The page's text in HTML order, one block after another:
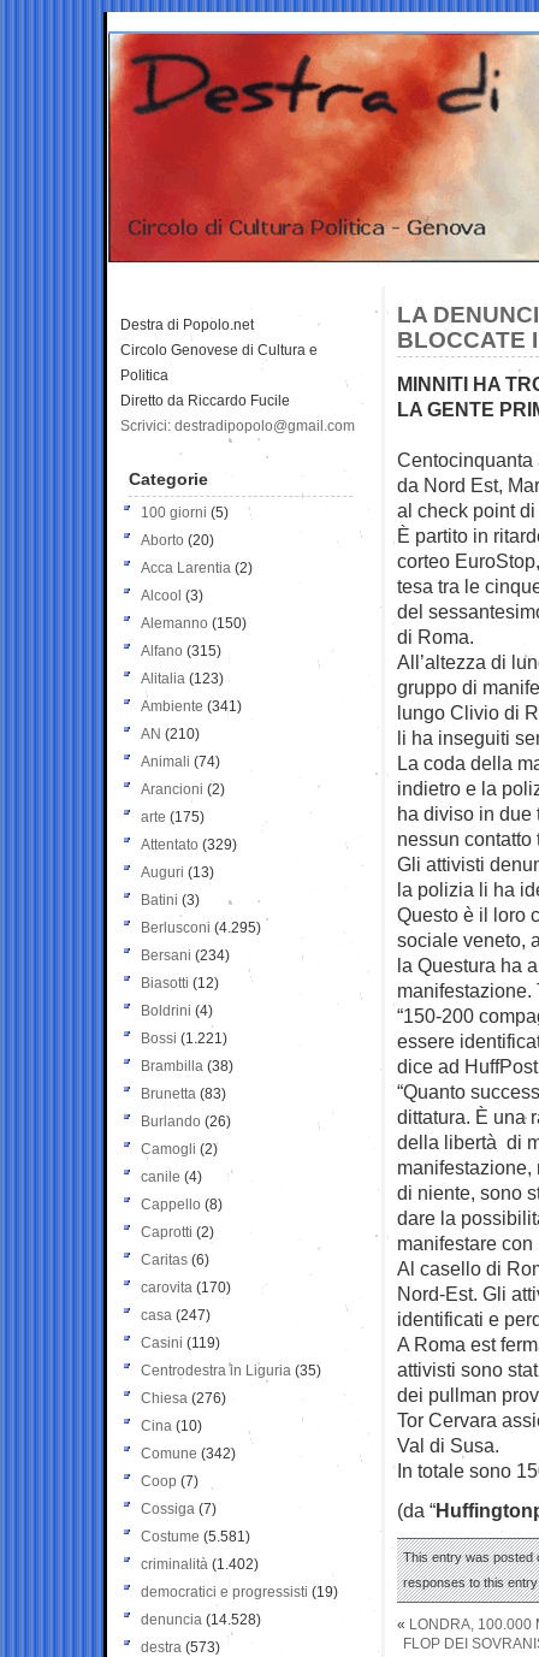
LA
BLOCCATE
MINNITI HA
LA GENTE
Centocinquanta
da Nord Est,
al check point
È partito in
corteo
tesa tra le
del
di Roma.
All’altezza di
gruppo di
lungo Clivio di
li ha inseguiti
La coda della
indietro e la
ha diviso in due
nessun
Gli attivisti
la polizia li ha
Questo è il loro
sociale veneto,
la Questura ha
manifestazione.
“150-200
essere
dice ad
“Quanto
dittatura. È una
della libertà di
manifestazione,
di niente, sono
dare la
manifestare con
Al casello di
Nord-Est. Gli
identificati e
A Roma est
attivisti sono
dei pullman
Tor Cervara
Val di Susa.
In totale sono
(da “
This entry was posted
responses to this
« LONDRA, 100.000
FLOP DEI
Destra di Popolo.net
Circolo Genovese di Cultura e
Politica
Diretto da Riccardo Fucile
Scrivici: destradipopolo@gmail.com
Categorie
100 giorni (5)
Aborto (20)
Acca Larentia (2)
Alcool (3)
Alemanno (150)
Alfano (315)
Alitalia (123)
Ambiente (341)
AN (210)
Animali (74)
Arancioni (2)
arte (175)
Attentato (329)
Auguri (13)
Batini (3)
Berlusconi (4.295)
Bersani (234)
Biasotti (12)
Boldrini (4)
Bossi (1.221)
Brambilla (38)
Brunetta (83)
Burlando (26)
Camogli (2)
canile (4)
Cappello (8)
Caprotti (2)
Caritas (6)
carovita (170)
casa (247)
Casini (119)
Centrodestra in Liguria (35)
Chiesa (276)
Cina (10)
Comune (342)
Coop (7)
Cossiga (7)
Costume (5.581)
criminalità (1.402)
democratici e progressisti (19)
denuncia (14.528)
destra (573)